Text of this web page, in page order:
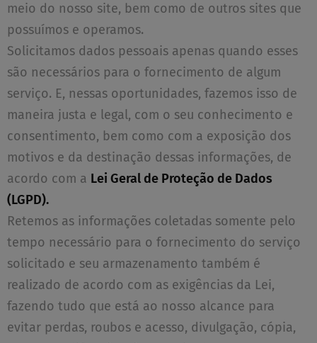
meio do nosso site, bem como de outros sites que
possuímos e operamos.
Solicitamos dados pessoais apenas quando esses
são necessários para o fornecimento de algum
serviço. E, nessas oportunidades, fazemos isso de
maneira justa e legal, com o seu conhecimento e
consentimento, bem como com a exposição dos
motivos e da destinação dessas informações, de
acordo com a Lei Geral de Proteção de Dados
(LGPD).
Retemos as informações coletadas somente pelo
tempo necessário para o fornecimento do serviço
solicitado e seu armazenamento também é
realizado de acordo com as exigências da Lei,
fazendo tudo que está ao nosso alcance para
evitar perdas, roubos e acesso, divulgação, cópia,